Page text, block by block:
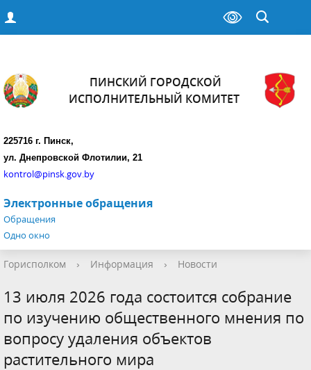
ПИНСКИЙ ГОРОДСКОЙ
ИСПОЛНИТЕЛЬНЫЙ КОМИТЕТ
225716 г. Пинск,
ул. Днепровской Флотилии, 21
kontrol@pinsk.gov.by
Электронные обращения
Обращения
Одно окно
Горисполком › Информация › Новости
13 июля 2026 года состоится собрание
по изучению общественного мнения по
вопросу удаления объектов
растительного мира